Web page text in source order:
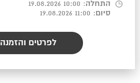
התחלה: 10:00 19.08.2026
סיום : 11:00 19.08.2026
לפרטים והזמנה